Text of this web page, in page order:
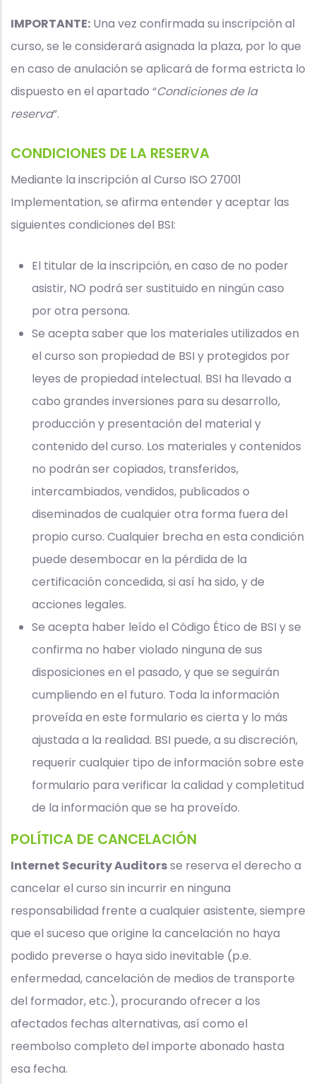
IMPORTANTE: Una vez confirmada su inscripción al
curso, se le considerará asignada la plaza, por lo que
en caso de anulación se aplicará de forma estricta lo
dispuesto en el apartado “Condiciones de la
reserva”.
CONDICIONES DE LA RESERVA
Mediante la inscripción al Curso ISO 27001
Implementation, se afirma entender y aceptar las
siguientes condiciones del BSI:
El titular de la inscripción, en caso de no poder
asistir, NO podrá ser sustituido en ningún caso
por otra persona.
Se acepta saber que los materiales utilizados en
el curso son propiedad de BSI y protegidos por
leyes de propiedad intelectual. BSI ha llevado a
cabo grandes inversiones para su desarrollo,
producción y presentación del material y
contenido del curso. Los materiales y contenidos
no podrán ser copiados, transferidos,
intercambiados, vendidos, publicados o
diseminados de cualquier otra forma fuera del
propio curso. Cualquier brecha en esta condición
puede desembocar en la pérdida de la
certificación concedida, si así ha sido, y de
acciones legales.
Se acepta haber leído el Código Ético de BSI y se
confirma no haber violado ninguna de sus
disposiciones en el pasado, y que se seguirán
cumpliendo en el futuro. Toda la información
proveída en este formulario es cierta y lo más
ajustada a la realidad. BSI puede, a su discreción,
requerir cualquier tipo de información sobre este
formulario para verificar la calidad y completitud
de la información que se ha proveído.
POLÍTICA DE CANCELACIÓN
Internet Security Auditorsse reserva el derecho a
cancelar el curso sin incurrir en ninguna
responsabilidad frente a cualquier asistente, siempre
que el suceso que origine la cancelación no haya
podido preverse o haya sido inevitable (p.e.
enfermedad, cancelación de medios de transporte
del formador, etc.), procurando ofrecer a los
afectados fechas alternativas, así como el
reembolso completo del importe abonado hasta
esa fecha.